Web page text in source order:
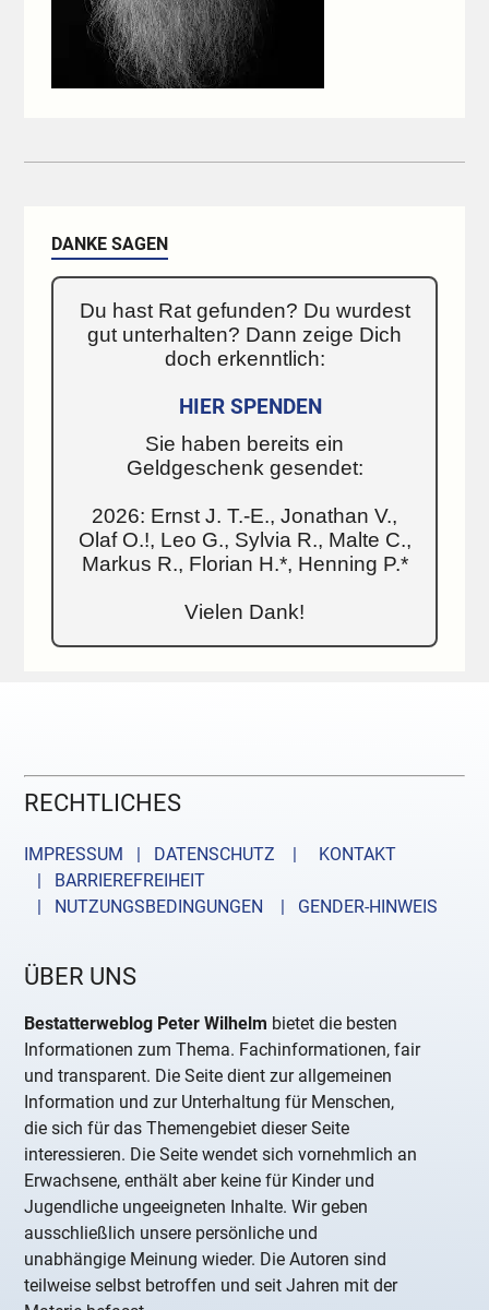
DANKE SAGEN
Du hast Rat gefunden? Du wurdest
gut unterhalten? Dann zeige Dich
doch erkenntlich:
HIER SPENDEN
Sie haben bereits ein
Geldgeschenk gesendet:
2026: Ernst J. T.-E., Jonathan V.,
Olaf O.!, Leo G., Sylvia R., Malte C.,
Markus R., Florian H.*, Henning P.*
Vielen Dank!
RECHTLICHES
IMPRESSUM | DATENSCHUTZ |
KONTAKT
| BARRIEREFREIHEIT
| NUTZUNGSBEDINGUNGEN
| GENDER-HINWEIS
ÜBER UNS
Bestatterweblog Peter Wilhelm bietet die besten
Informationen zum Thema. Fachinformationen, fair
und transparent. Die Seite dient zur allgemeinen
Information und zur Unterhaltung für Menschen,
die sich für das Themengebiet dieser Seite
interessieren. Die Seite wendet sich vornehmlich an
Erwachsene, enthält aber keine für Kinder und
Jugendliche ungeeigneten Inhalte. Wir geben
ausschließlich unsere persönliche und
unabhängige Meinung wieder. Die Autoren sind
teilweise selbst betroffen und seit Jahren mit der